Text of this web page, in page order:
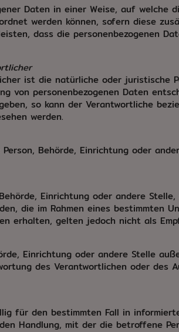
Daten in einer Weise, auf
werden können, sofern diese
dass die personenbezogenen
ist die natürliche oder juristische
von personenbezogenen Daten
so kann der Verantwortliche
werden.
Behörde, Einrichtung oder
Einrichtung oder andere
die im Rahmen eines bestimmten
erhalten, gelten jedoch nicht als
Einrichtung oder andere Stelle
des Verantwortlichen oder des
für den bestimmten Fall in
Handlung, mit der die betroffene